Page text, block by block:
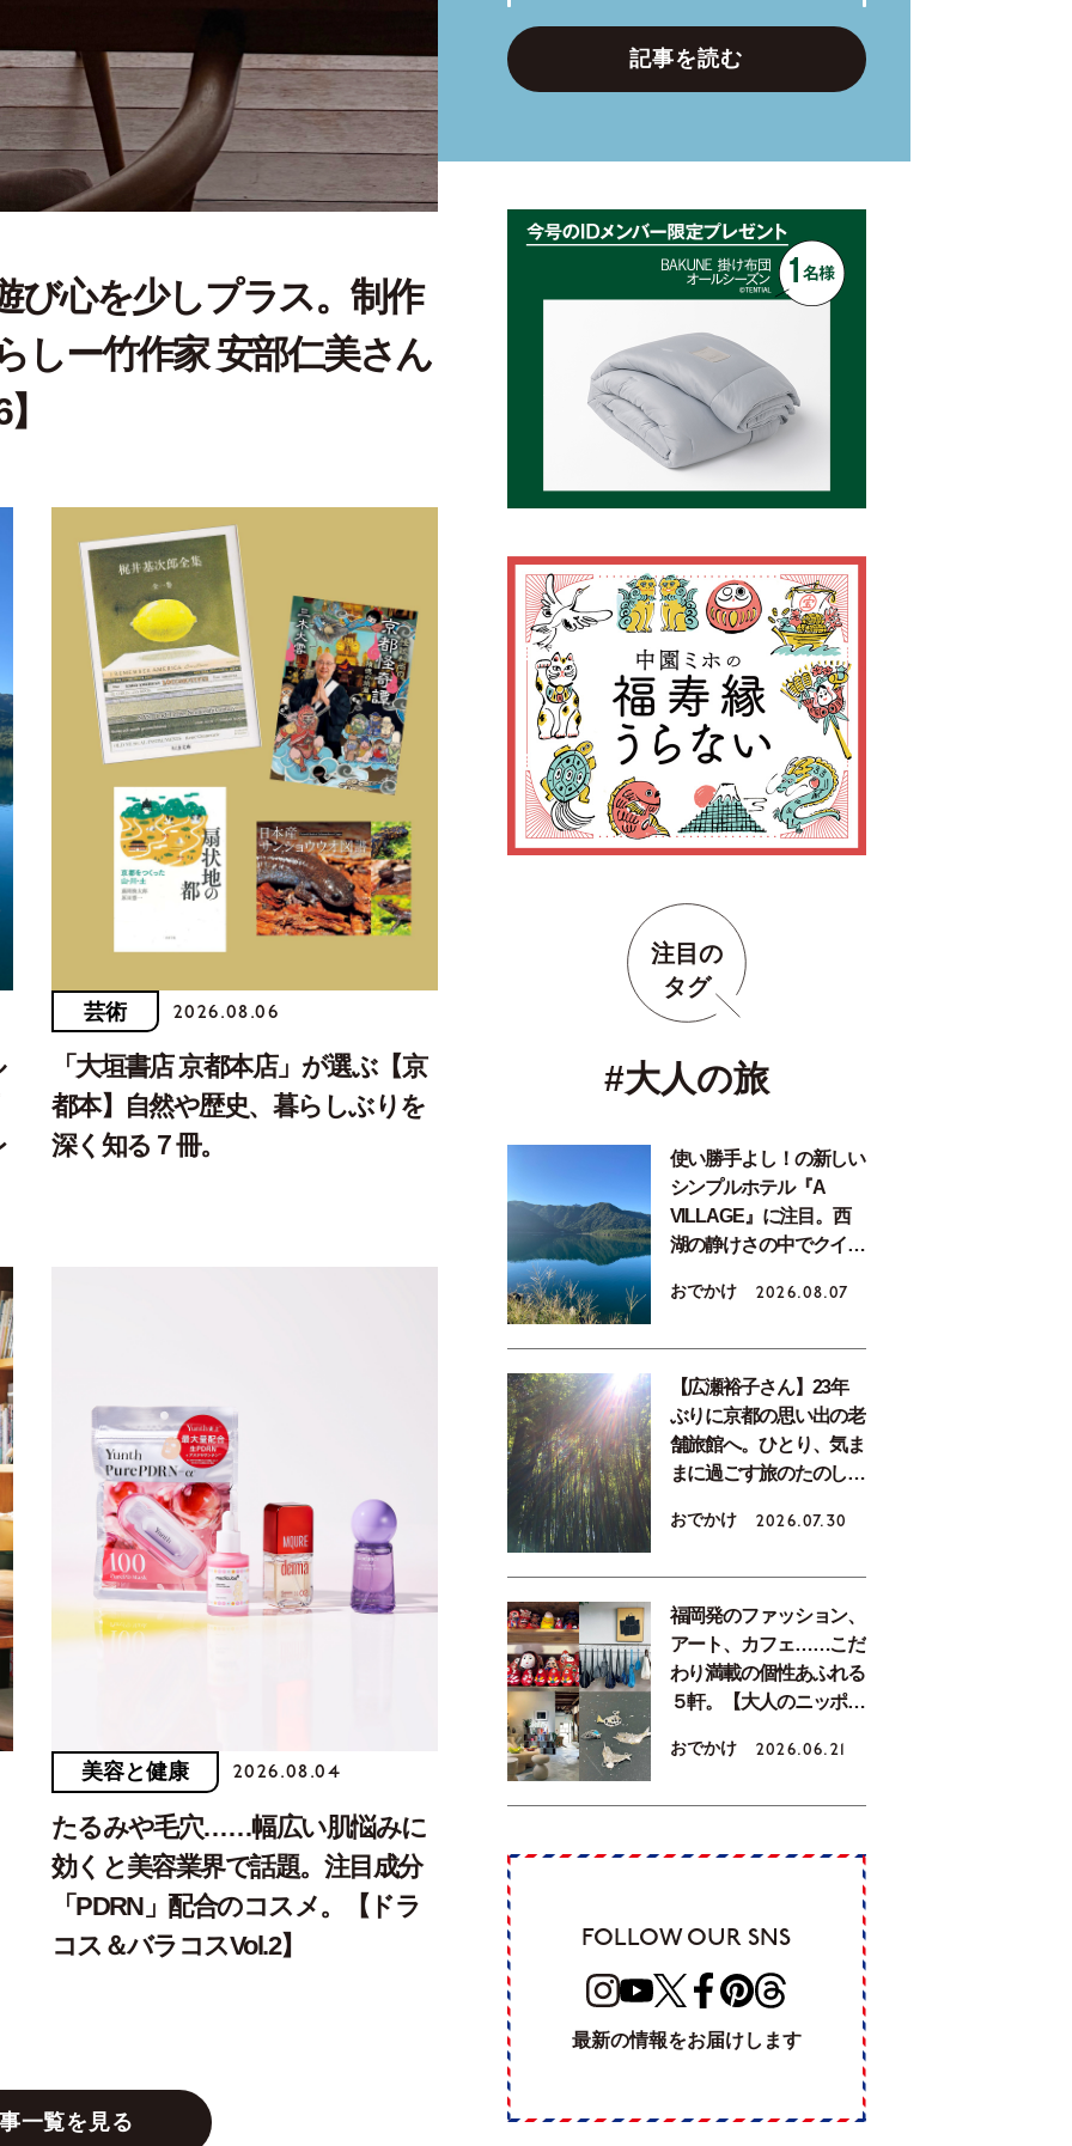
び心を少しプラス。制作
しー竹作家 安部仁美さん
芸術 2026.08.06
「大垣書店 京都本店」が選ぶ【京
都本】自然や歴史、暮らしぶりを
深く知る７冊。
美容と健康 2026.08.04
たるみや毛穴……幅広い肌悩みに
効くと美容業界で話題。注目成分
「PDRN」配合のコスメ。【ドラ
コス＆バラコスVol.2】
一覧を見る
記事を読む
注目の
タグ
#大人の旅
使い勝手よし！の新しい
シンプルホテル『A
VILLAGE』に注目。西
湖の静けさの中でクイッ
おでかけ 2026.08.07
【広瀬裕子さん】23年
ぶりに京都の思い出の老
舗旅館へ。ひとり、気ま
まに過ごす旅のたのし
おでかけ 2026.07.30
福岡発のファッション、
アート、カフェ……こだ
わり満載の個性あふれる
５軒。【大人のニッポン
おでかけ 2026.06.21
FOLLOW OUR SNS
最新の情報をお届けします